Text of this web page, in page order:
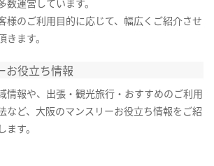
様のご利用目的に応じて、幅広くご紹介させ
きます。
お役立ち情報
情報や、出張・観光旅行・おすすめのご利用
など、大阪のマンスリーお役立ち情報をご紹
ます。